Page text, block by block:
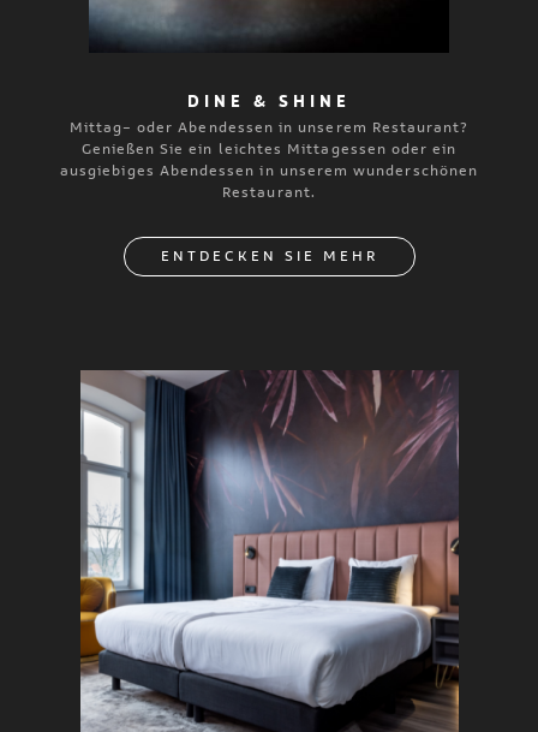
DINE & SHINE
Mittag- oder Abendessen in unserem Restaurant?
Genießen Sie ein leichtes Mittagessen oder ein
ausgiebiges Abendessen in unserem wunderschönen
Restaurant.
ENTDECKEN SIE MEHR